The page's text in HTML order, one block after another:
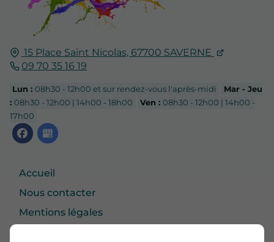
15 Place Saint Nicolas, 67700 SAVERNE
09 70 35 16 19
Lun :08h30 - 12h00 et sur rendez-vous l'après-midi
Mar - Jeu
: 08h30 - 12h00 | 14h00 - 18h00 Ven :08h30 - 12h00 | 14h00 -
17h00
Accueil
Nous contacter
Mentions légales